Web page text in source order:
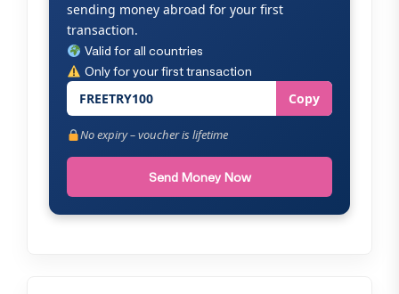
sending money abroad for your first
transaction.
Valid for all countries
Only for your first transaction
FREETRY100 Copy
No expiry – voucher is lifetime
Send Money Now